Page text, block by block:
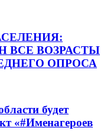
ВСЕ ВОЗРАСТЫ
ОПРОСА
будет
«#Именагероев